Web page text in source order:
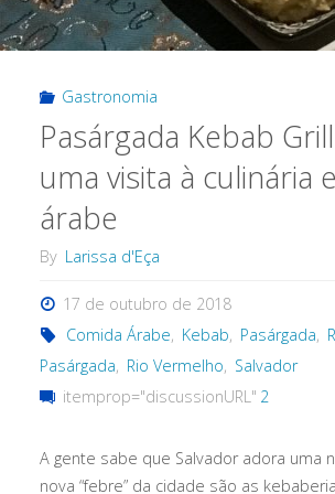
Raso
da
Catarina"
Gastronomia
Pasárgada Kebab
uma visita à culinária
árabe
By Larissa d'Eça
17 de outubro de 2018
Comida Árabe, Kebab, Pasárgada,
Pasárgada, Rio Vermelho, Salvador
itemprop="discussionURL" 2
A gente sabe que Salvador adora uma
nova “febre” da cidade são as